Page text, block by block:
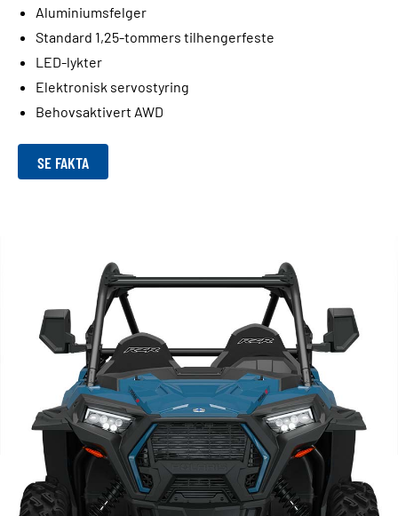
Aluminiumsfelger
Standard 1,25-tommers tilhengerfeste
LED-lykter
Elektronisk servostyring
Behovsaktivert AWD
SE FAKTA